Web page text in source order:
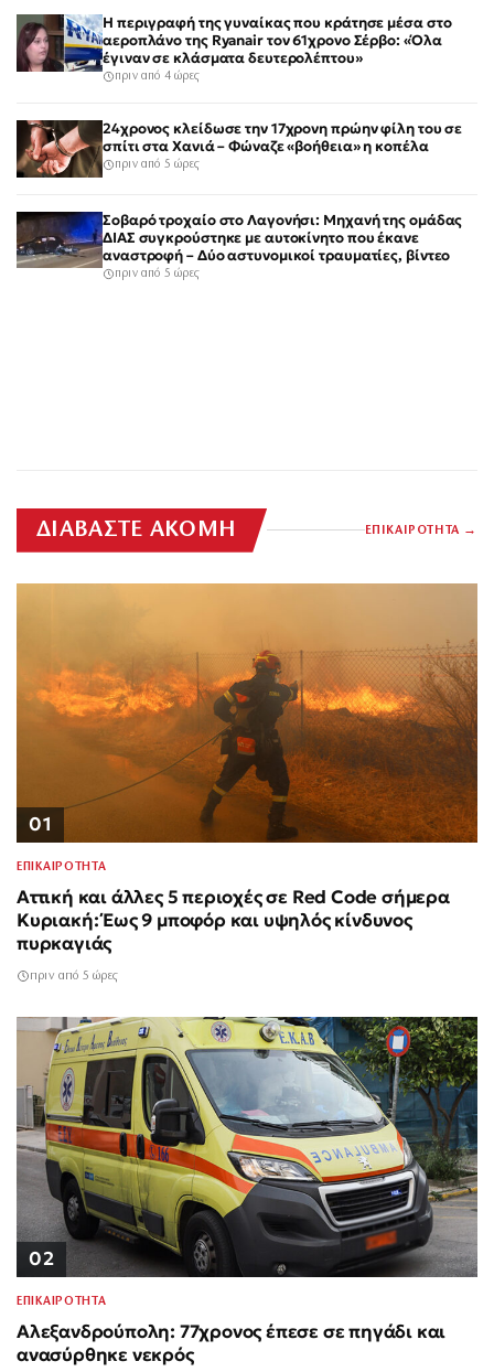
Η περιγραφή της γυναίκας που κράτησε μέσα στο
αεροπλάνο της Ryanair τον 61χρονο Σέρβο: «Όλα
έγιναν σε κλάσματα δευτερολέπτου»
πριν από 4 ώρες
24χρονος κλείδωσε την 17χρονη πρώην φίλη του σε
σπίτι στα Χανιά – Φώναζε «βοήθεια» η κοπέλα
πριν από 5 ώρες
Σοβαρό τροχαίο στο Λαγονήσι: Μηχανή της ομάδας
ΔΙΑΣ συγκρούστηκε με αυτοκίνητο που έκανε
αναστροφή – Δύο αστυνομικοί τραυματίες, βίντεο
πριν από 5 ώρες
ΔΙΑΒΑΣΤΕ ΑΚΟΜΗ ΕΠΙΚΑΙΡΟΤΗΤΑ
01
ΕΠΙΚΑΙΡΟΤΗΤΑ
Αττική και άλλες 5 περιοχές σε Red Code σήμερα
Κυριακή: Έως 9 μποφόρ και υψηλός κίνδυνος
πυρκαγιάς
πριν από 5 ώρες
02
ΕΠΙΚΑΙΡΟΤΗΤΑ
Αλεξανδρούπολη: 77χρονος έπεσε σε πηγάδι και
ανασύρθηκε νεκρός